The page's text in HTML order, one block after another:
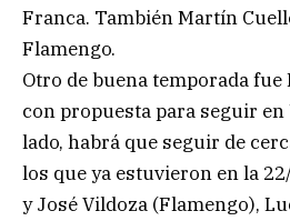
Franca. También Martín
Flamengo.
Otro de buena temporada fue
con propuesta para seguir
lado, habrá que seguir de
los que ya estuvieron en la
y José Vildoza (Flamengo),